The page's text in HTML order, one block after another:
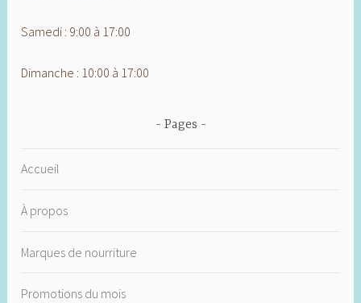
Samedi : 9:00 à 17:00
Dimanche : 10:00 à 17:00
Pages
Accueil
À propos
Marques de nourriture
Promotions du mois